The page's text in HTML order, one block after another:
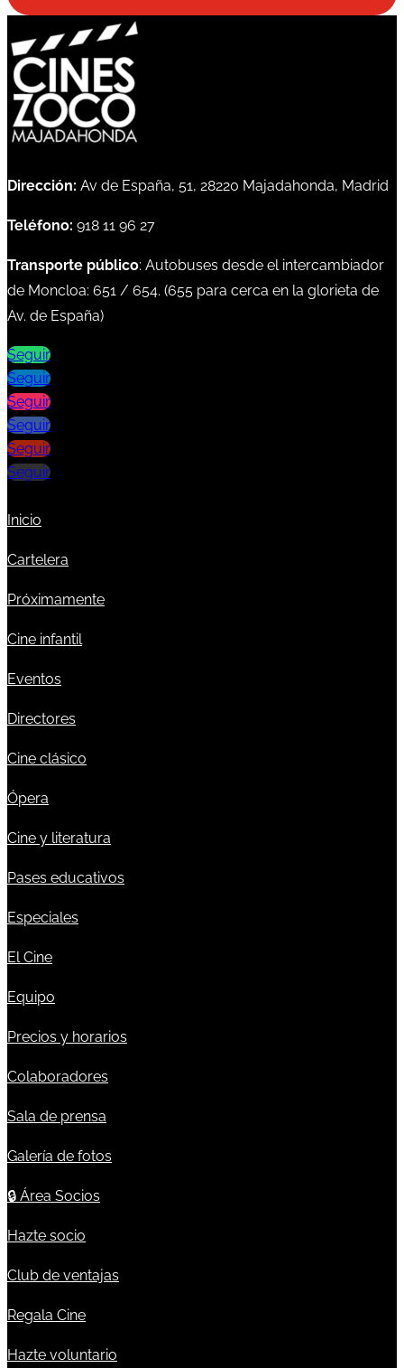
Dirección: Av de España, 51, 28220 Majadahonda, Madrid
Teléfono: 918 11 96 27
Transporte público: Autobuses desde el intercambiador
de Moncloa: 651 / 654. (655 para cerca en la glorieta de
Av. de España)
Seguir
Seguir
Seguir
Seguir
Seguir
Seguir
Inicio
Cartelera
Próximamente
Cine infantil
Eventos
Directores
Cine clásico
Ópera
Cine y literatura
Pases educativos
Especiales
El Cine
Equipo
Precios y horarios
Colaboradores
Sala de prensa
Galería de fotos
🔒 Área Socios
Hazte socio
Club de ventajas
Regala Cine
Hazte voluntario